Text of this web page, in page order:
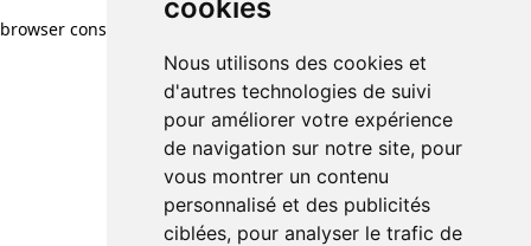
cookies
Nous utilisons des cookies et
d'autres technologies de suivi
pour améliorer votre expérience
de navigation sur notre site, pour
vous montrer un contenu
personnalisé et des publicités
ciblées, pour analyser le trafic de
browser console for more information)